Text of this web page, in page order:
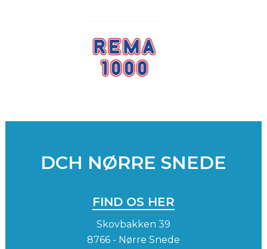
DCH NØRRE SNEDE
FIND OS HER
Skovbakken 39
8766 - Nørre Snede